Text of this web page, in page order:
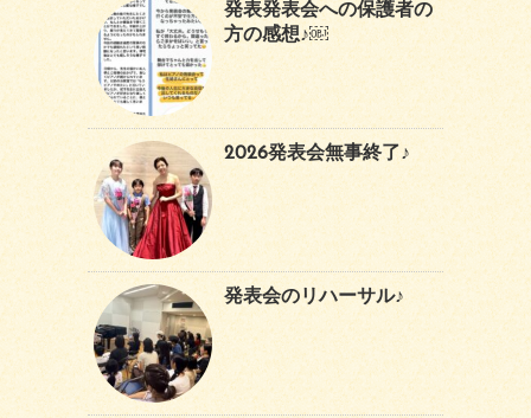
発表発表会への保護者の
方の感想♪￼
2026発表会無事終了♪
発表会のリハーサル♪